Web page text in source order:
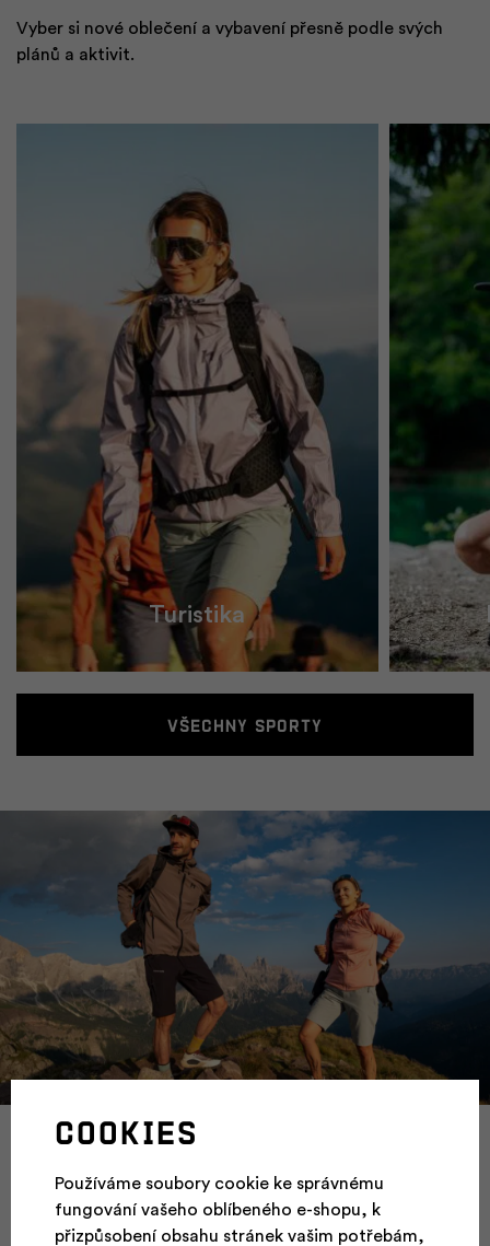
Vyber si nové oblečení a vybavení přesně podle svých
plánů a aktivit.
Všechny sporty
Turistika
O cestu
Cookies
Používáme soubory cookie ke správnému
fungování vašeho oblíbeného e-shopu, k
přizpůsobení obsahu stránek vašim potřebám,